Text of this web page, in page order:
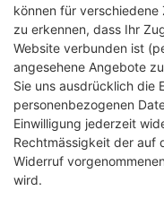
können für
zu erkennen, dass Ihr
Website verbunden ist
angesehene Angebote
Sie uns ausdrücklich die
personenbezogenen
Einwilligung jederzeit
Rechtmässigkeit der auf
Widerruf
wird.